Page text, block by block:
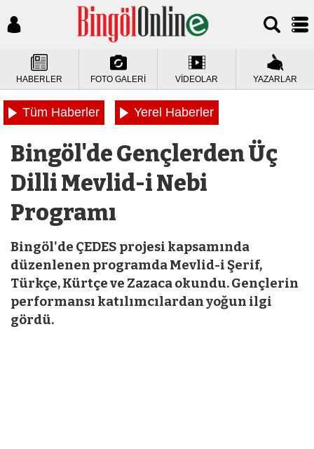
HABERLER FOTO GALERİ VİDEOLAR YAZARLAR
Tüm Haberler Yerel Haberler
Bingöl'de Gençlerden Üç
Dilli Mevlid-i Nebi
Programı
Bingöl'de ÇEDES projesi kapsamında
düzenlenen programda Mevlid-i Şerif,
Türkçe, Kürtçe ve Zazaca okundu. Gençlerin
performansı katılımcılardan yoğun ilgi
gördü.